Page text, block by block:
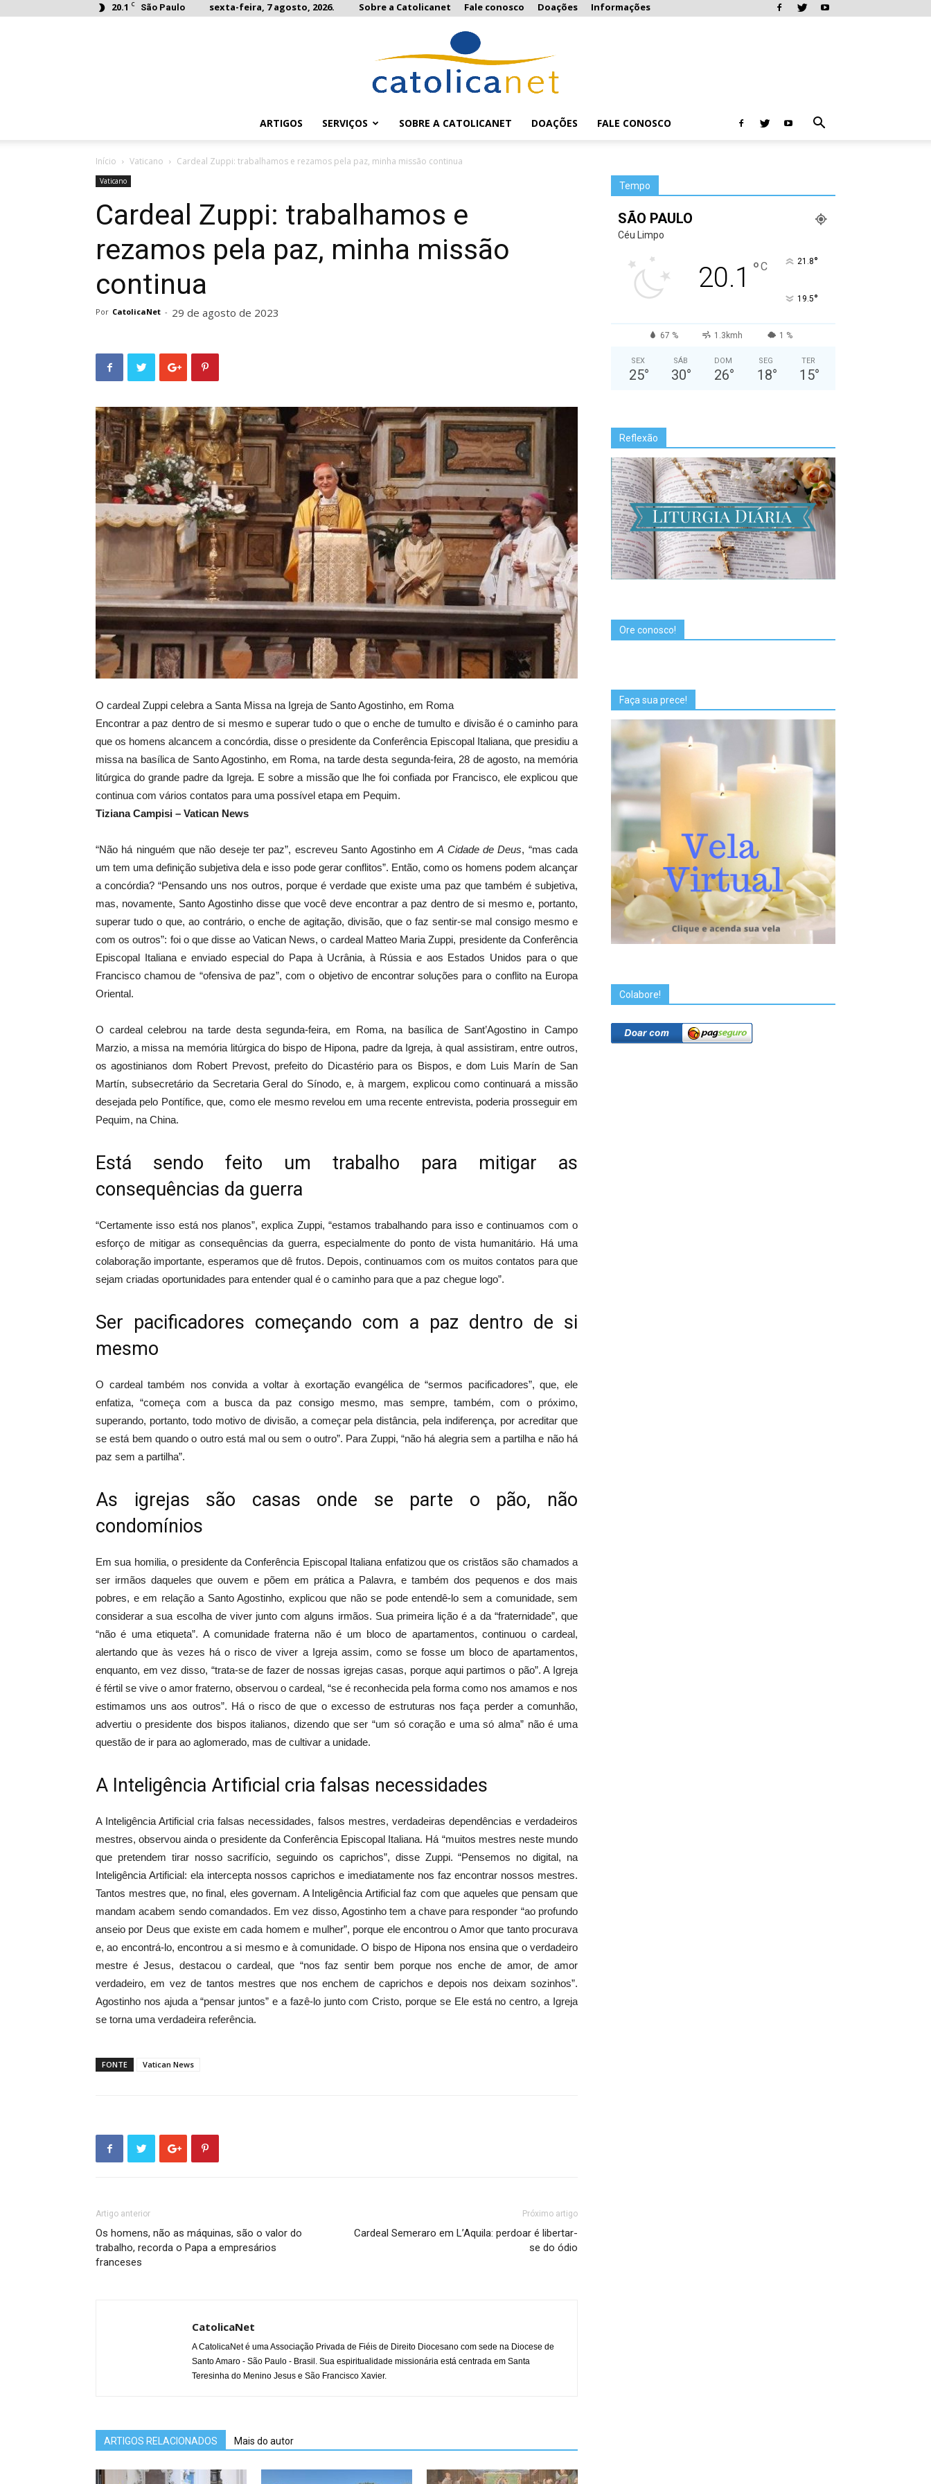
20.1 C São Paulo sexta-feira, 7 agosto, 2026. Sobre a Catolicanet Fale conosco Doações Informações
ARTIGOS SERVIÇOS SOBRE A CATOLICANET DOAÇÕES FALE CONOSCO
Início Vaticano Cardeal Zuppi: trabalhamos e rezamos pela paz, minha missão continua
Vaticano
Cardeal Zuppi: trabalhamos e
rezamos pela paz, minha missão
continua
Por CatolicaNet - 29 de agosto de 2023
O cardeal Zuppi celebra a Santa Missa na Igreja de Santo Agostinho, em Roma
Encontrar a paz dentro de si mesmo e superar tudo o que o enche de tumulto e divisão é o caminho para
que os homens alcancem a concórdia, disse o presidente da Conferência Episcopal Italiana, que presidiu a
missa na basílica de Santo Agostinho, em Roma, na tarde desta segunda-feira, 28 de agosto, na memória
litúrgica do grande padre da Igreja. E sobre a missão que lhe foi confiada por Francisco, ele explicou que
continua com vários contatos para uma possível etapa em Pequim.
Tiziana Campisi – Vatican News
“Não há ninguém que não deseje ter paz”, escreveu Santo Agostinho emA Cidade de Deus, “mas cada
um tem uma definição subjetiva dela e isso pode gerar conflitos”. Então, como os homens podem alcançar
a concórdia? “Pensando uns nos outros, porque é verdade que existe uma paz que também é subjetiva,
mas, novamente, Santo Agostinho disse que você deve encontrar a paz dentro de si mesmo e, portanto,
superar tudo o que, ao contrário, o enche de agitação, divisão, que o faz sentir-se mal consigo mesmo e
com os outros”: foi o que disse ao Vatican News, o cardeal Matteo Maria Zuppi, presidente da Conferência
Episcopal Italiana e enviado especial do Papa à Ucrânia, à Rússia e aos Estados Unidos para o que
Francisco chamou de “ofensiva de paz”, com o objetivo de encontrar soluções para o conflito na Europa
Oriental.
O cardeal celebrou na tarde desta segunda-feira, em Roma, na basílica de Sant’Agostino in Campo
Marzio, a missa na memória litúrgica do bispo de Hipona, padre da Igreja, à qual assistiram, entre outros,
os agostinianos dom Robert Prevost, prefeito do Dicastério para os Bispos, e dom Luis Marín de San
Martín, subsecretário da Secretaria Geral do Sínodo, e, à margem, explicou como continuará a missão
desejada pelo Pontífice, que, como ele mesmo revelou em uma recente entrevista, poderia prosseguir em
Pequim, na China.
Está sendo feito um trabalho para mitigar as
consequências da guerra
“Certamente isso está nos planos”, explica Zuppi, “estamos trabalhando para isso e continuamos com o
esforço de mitigar as consequências da guerra, especialmente do ponto de vista humanitário. Há uma
colaboração importante, esperamos que dê frutos. Depois, continuamos com os muitos contatos para que
sejam criadas oportunidades para entender qual é o caminho para que a paz chegue logo”.
Ser pacificadores começando com a paz dentro de si
mesmo
O cardeal também nos convida a voltar à exortação evangélica de “sermos pacificadores”, que, ele
enfatiza, “começa com a busca da paz consigo mesmo, mas sempre, também, com o próximo,
superando, portanto, todo motivo de divisão, a começar pela distância, pela indiferença, por acreditar que
se está bem quando o outro está mal ou sem o outro”. Para Zuppi, “não há alegria sem a partilha e não há
paz sem a partilha”.
As igrejas são casas onde se parte o pão, não
condomínios
Em sua homilia, o presidente da Conferência Episcopal Italiana enfatizou que os cristãos são chamados a
ser irmãos daqueles que ouvem e põem em prática a Palavra, e também dos pequenos e dos mais
pobres, e em relação a Santo Agostinho, explicou que não se pode entendê-lo sem a comunidade, sem
considerar a sua escolha de viver junto com alguns irmãos. Sua primeira lição é a da “fraternidade”, que
“não é uma etiqueta”. A comunidade fraterna não é um bloco de apartamentos, continuou o cardeal,
alertando que às vezes há o risco de viver a Igreja assim, como se fosse um bloco de apartamentos,
enquanto, em vez disso, “trata-se de fazer de nossas igrejas casas, porque aqui partimos o pão”. A Igreja
é fértil se vive o amor fraterno, observou o cardeal, “se é reconhecida pela forma como nos amamos e nos
estimamos uns aos outros”. Há o risco de que o excesso de estruturas nos faça perder a comunhão,
advertiu o presidente dos bispos italianos, dizendo que ser “um só coração e uma só alma” não é uma
questão de ir para ao aglomerado, mas de cultivar a unidade.
A Inteligência Artificial cria falsas necessidades
A Inteligência Artificial cria falsas necessidades, falsos mestres, verdadeiras dependências e verdadeiros
mestres, observou ainda o presidente da Conferência Episcopal Italiana. Há “muitos mestres neste mundo
que pretendem tirar nosso sacrifício, seguindo os caprichos”, disse Zuppi. “Pensemos no digital, na
Inteligência Artificial: ela intercepta nossos caprichos e imediatamente nos faz encontrar nossos mestres.
Tantos mestres que, no final, eles governam. A Inteligência Artificial faz com que aqueles que pensam que
mandam acabem sendo comandados. Em vez disso, Agostinho tem a chave para responder “ao profundo
anseio por Deus que existe em cada homem e mulher”, porque ele encontrou o Amor que tanto procurava
e, ao encontrá-lo, encontrou a si mesmo e à comunidade. O bispo de Hipona nos ensina que o verdadeiro
mestre é Jesus, destacou o cardeal, que “nos faz sentir bem porque nos enche de amor, de amor
verdadeiro, em vez de tantos mestres que nos enchem de caprichos e depois nos deixam sozinhos”.
Agostinho nos ajuda a “pensar juntos” e a fazê-lo junto com Cristo, porque se Ele está no centro, a Igreja
se torna uma verdadeira referência.
FONTE Vatican News
Artigo anterior
Os homens, não as máquinas, são o valor do
trabalho, recorda o Papa a empresários
franceses
Próximo artigo
Cardeal Semeraro em L’Aquila: perdoar é libertar-
se do ódio
CatolicaNet
A CatolicaNet é uma Associação Privada de Fiéis de Direito Diocesano com sede na Diocese de
Santo Amaro - São Paulo - Brasil. Sua espiritualidade missionária está centrada em Santa
Teresinha do Menino Jesus e São Francisco Xavier.
ARTIGOS RELACIONADOS Mais do autor
Tempo
SÃO PAULO
Céu Limpo
20.1 °C 21.8°
19.5°
67 % 1.3kmh 1 %
SEX
25°
SÁB
30°
DOM
26°
SEG
18°
TER
15°
Reflexão
Ore conosco!
Faça sua prece!
Colabore!